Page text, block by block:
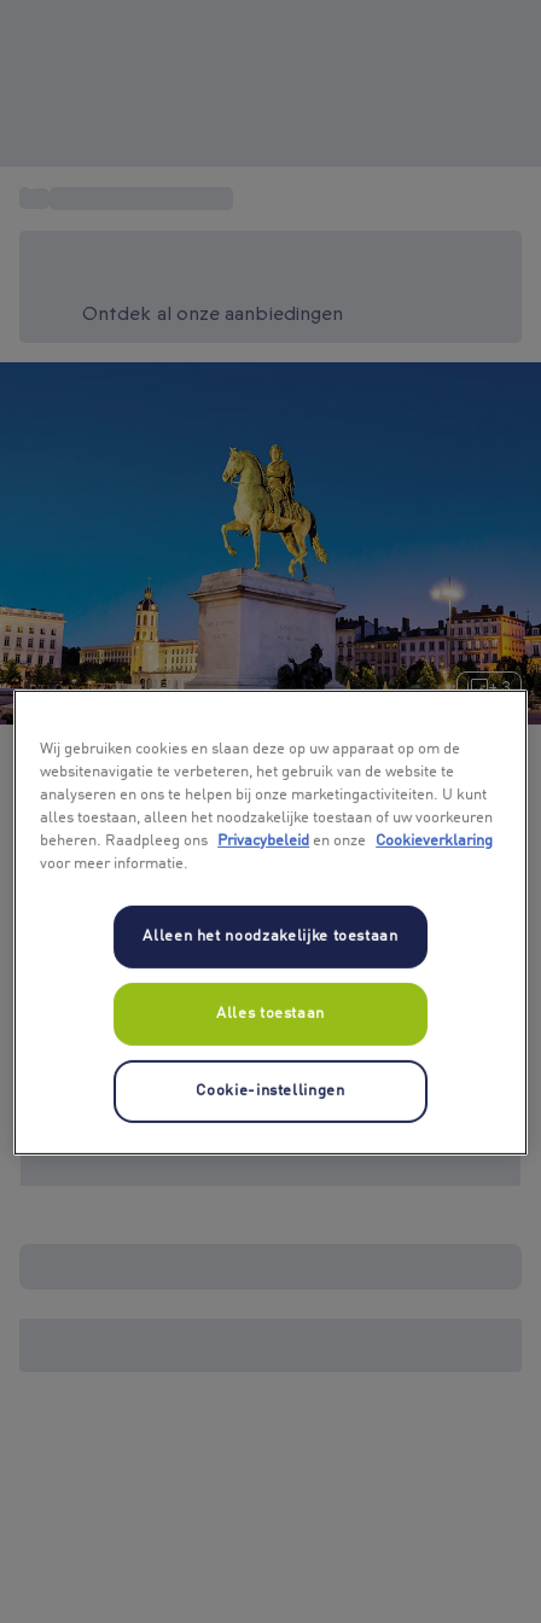
Ontdek al onze aanbiedingen
+ 3
Wij gebruiken cookies en slaan deze op uw apparaat op om de
websitenavigatie te verbeteren, het gebruik van de website te
analyseren en ons te helpen bij onze marketingactiviteiten. U kunt
alles toestaan, alleen het noodzakelijke toestaan of uw voorkeuren
beheren. Raadpleeg ons
Privacybeleid en onze
Cookieverklaring
voor meer informatie.
Alleen het noodzakelijke toestaan
Alles toestaan
Cookie-instellingen